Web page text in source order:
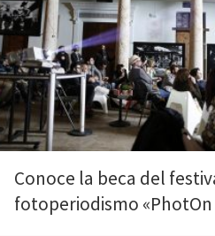
hará entre charlas, proyecciones,
exposiciones. Además, cuenta con una
noveles fotoperiodistas, quienes podrán
trabajos hasta el 31 de marzo. PhotOn
organizado por un grupo de
comunicadores que apuestan de
[…]
Conoce la beca del
fotoperiodismo «PhotOn